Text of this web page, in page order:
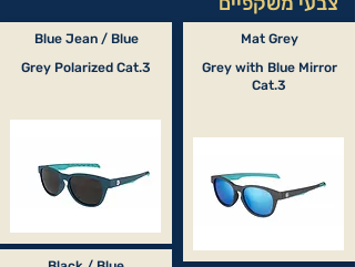
Blue Jean / Blue
Grey Polarized Cat.3
Mat Grey
Grey with Blue Mirror
Cat.3